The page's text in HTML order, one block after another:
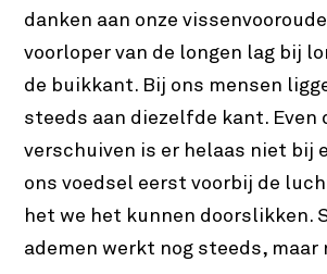
danken aan onze
voorloper van de longen lag bij
de buikkant. Bij ons mensen
steeds aan diezelfde kant. Even
verschuiven is er helaas niet bij
ons voedsel eerst voorbij de
het we het kunnen doorslikken.
ademen werkt nog steeds,